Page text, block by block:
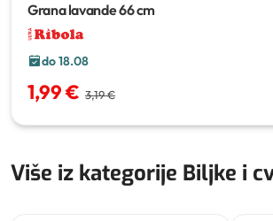
Grana lavande66 cm
do 18.08
1,99 € 3,19 €
Više iz kategorije Biljke i